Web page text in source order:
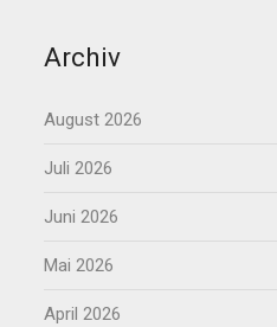
Archiv
August 2026
Juli 2026
Juni 2026
Mai 2026
April 2026